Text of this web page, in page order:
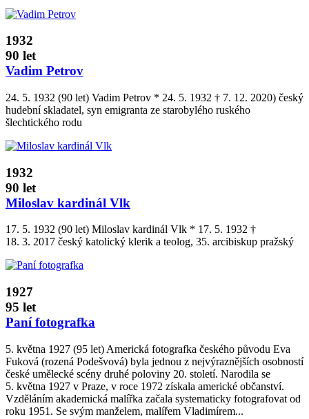
1932
90 let
Vadim Petrov
24. 5. 1932 (90 let) Vadim Petrov * 24. 5. 1932 † 7. 12. 2020) český
hudební skladatel, syn emigranta ze starobylého ruského
šlechtického rodu
1932
90 let
Miloslav kardinál Vlk
17. 5. 1932 (90 let) Miloslav kardinál Vlk * 17. 5. 1932 †
18. 3. 2017 český katolický klerik a teolog, 35. arcibiskup pražský
1927
95 let
Paní fotografka
5. května 1927 (95 let) Americká fotografka českého původu Eva
Fuková (rozená Podešvová) byla jednou z nejvýraznějších osobností
české umělecké scény druhé poloviny 20. století. Narodila se
5. května 1927 v Praze, v roce 1972 získala americké občanství.
Vzděláním akademická malířka začala systematicky fotografovat od
roku 1951. Se svým manželem, malířem Vladimírem...